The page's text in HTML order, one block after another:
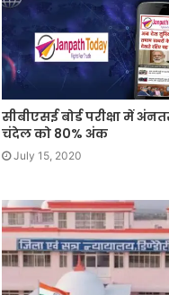
सीबीएसई बोर्ड परीक्षा में
चंदेल को 80% अंक
July 15, 2020